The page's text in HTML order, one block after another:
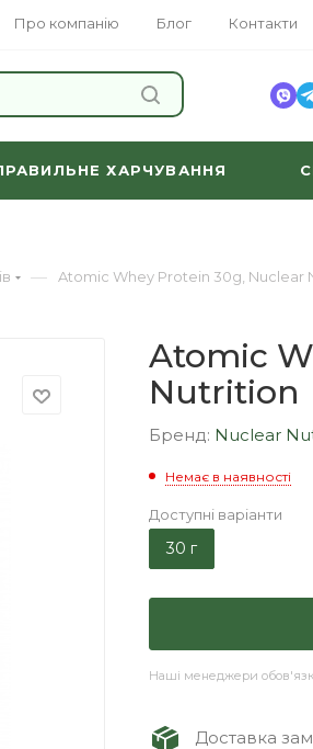
Про компанію Блог Контакти
ХАРЧУВАННЯ
— Atomic Whey Protein 30g, Nuclear
Atomic
Nutrition
Бренд: Nuclear
Немає в наявності
Доступні варіанти
30 г
Наші менеджери
Доставка